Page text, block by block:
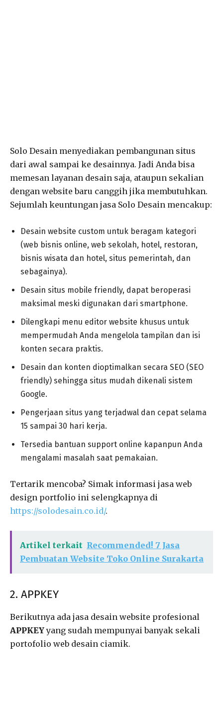
Solo Desain menyediakan pembangunan situs
dari awal sampai ke desainnya. Jadi Anda bisa
memesan layanan desain saja, ataupun sekalian
dengan website baru canggih jika membutuhkan.
Sejumlah keuntungan jasa Solo Desain mencakup:
Desain website custom untuk beragam kategori
(web bisnis online, web sekolah, hotel, restoran,
bisnis wisata dan hotel, situs pemerintah, dan
sebagainya).
Desain situs mobile friendly, dapat beroperasi
maksimal meski digunakan dari smartphone.
Dilengkapi menu editor website khusus untuk
mempermudah Anda mengelola tampilan dan isi
konten secara praktis.
Desain dan konten dioptimalkan secara SEO (SEO
friendly) sehingga situs mudah dikenali sistem
Google.
Pengerjaan situs yang terjadwal dan cepat selama
15 sampai 30 hari kerja.
Tersedia bantuan support online kapanpun Anda
mengalami masalah saat pemakaian.
Tertarik mencoba? Simak informasi jasa web
design portfolio ini selengkapnya di
https://solodesain.co.id/.
Artikel terkait Recommended! 7 Jasa
Pembuatan Website Toko Online Surakarta
2. APPKEY
Berikutnya ada jasa desain website profesional
APPKEYyang sudah mempunyai banyak sekali
portofolio web desain ciamik.